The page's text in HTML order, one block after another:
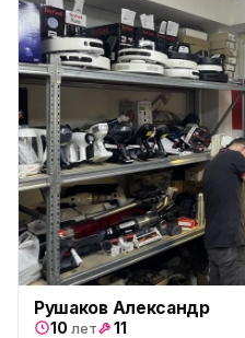
Рушаков Александр
10 лет 11